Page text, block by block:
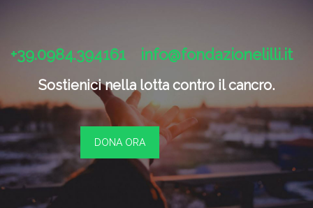
+39.0984.394161 info@fondazionelilli.it
Sostienici nella lotta contro il cancro.
DONA ORA